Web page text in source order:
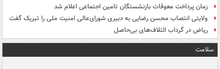
زمان پرداخت معوقات بازنشستگان تامین اجتماعی اعلام شد
ولایتی انتصاب محسن رضایی به دبیری شورای‌عالی امنیت ملی را تبریک گفت
ریاض در گرداب ائتلاف‌های بی‌حاصل
سلامت